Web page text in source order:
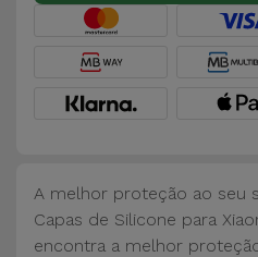
Acessórios
Computador
iPad e
Tablet
A melhor proteção ao seu
Capas de Silicone para
encontra a melhor